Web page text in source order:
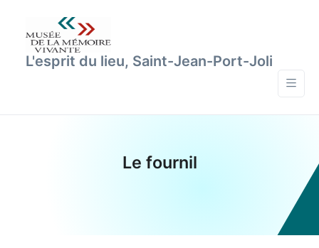
L'esprit du lieu, Saint-Jean-Port-Joli
Le fournil